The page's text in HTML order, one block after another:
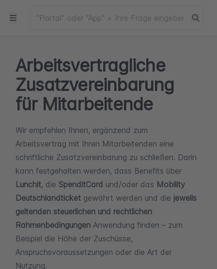
Arbeitsvertragliche
Zusatzvereinbarung
für Mitarbeitende
Wir empfehlen Ihnen, ergänzend zum
Arbeitsvertrag mit Ihren Mitarbeitenden eine
schriftliche Zusatzvereinbarung zu schließen. Darin
kann festgehalten werden, dass Benefits über
Lunchit, die SpenditCard und/oder das Mobility
Deutschlandticket gewährt werden und die jeweils
geltenden steuerlichen und rechtlichen
Rahmenbedingungen Anwendung finden – zum
Beispiel die Höhe der Zuschüsse,
Anspruchsvoraussetzungen oder die Art der
Nutzung.